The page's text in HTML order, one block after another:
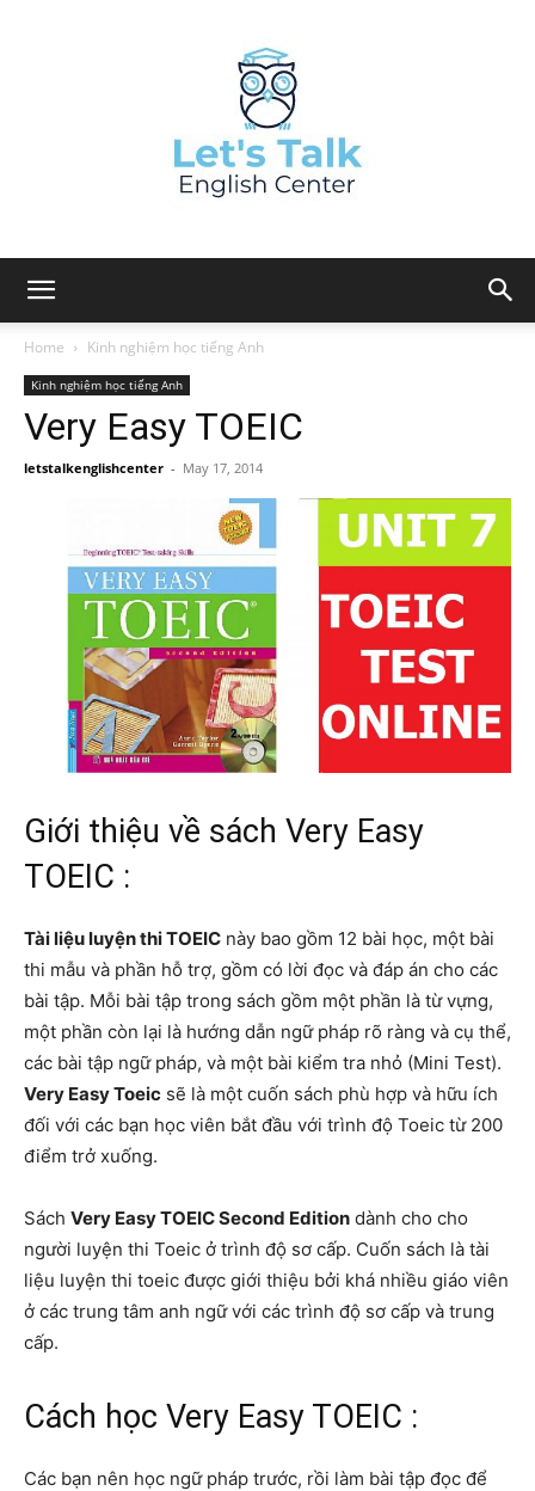
Home Kinh nghiệm học tiếng Anh
Kinh nghiệm học tiếng Anh
Very Easy TOEIC
letstalkenglishcenter - May 17, 2014
Giới thiệu về sách Very Easy
TOEIC :
Tài liệu luyện thi TOEIC này bao gồm 12 bài học, một bài
thi mẫu và phần hỗ trợ, gồm có lời đọc và đáp án cho các
bài tập. Mỗi bài tập trong sách gồm một phần là từ vựng,
một phần còn lại là hướng dẫn ngữ pháp rõ ràng và cụ thể,
các bài tập ngữ pháp, và một bài kiểm tra nhỏ (Mini Test).
Very Easy Toeic sẽ là một cuốn sách phù hợp và hữu ích
đối với các bạn học viên bắt đầu với trình độ Toeic từ 200
điểm trở xuống.
Sách Very Easy TOEIC Second Edition dành cho cho
người luyện thi Toeic ở trình độ sơ cấp. Cuốn sách là tài
liệu luyện thi toeic được giới thiệu bởi khá nhiều giáo viên
ở các trung tâm anh ngữ với các trình độ sơ cấp và trung
cấp.
Cách học Very Easy TOEIC :
Các bạn nên học ngữ pháp trước, rồi làm bài tập đọc để